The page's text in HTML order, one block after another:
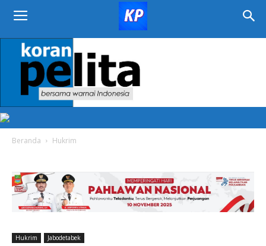
KORAN
PELITA
Beranda Hukrim
Hukrim Jabodetabek